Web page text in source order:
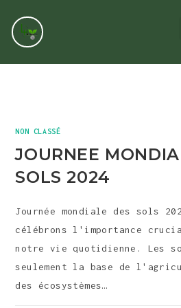
NON CLASSÉ
JOURNEE
SOLS 2024
Journée mondiale des sols
célébrons l'importance
notre vie quotidienne. Les
seulement la base de
des écosystèmes…